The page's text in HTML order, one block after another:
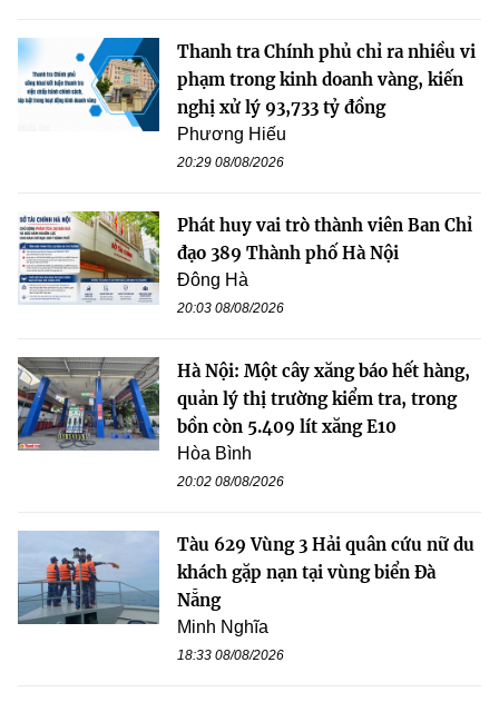
Thanh tra Chính phủ chỉ ra nhiều vi
phạm trong kinh doanh vàng, kiến
nghị xử lý 93,733 tỷ đồng
Phương Hiếu
20:29 08/08/2026
Phát huy vai trò thành viên Ban Chỉ
đạo 389 Thành phố Hà Nội
Đông Hà
20:03 08/08/2026
Hà Nội: Một cây xăng báo hết hàng,
quản lý thị trường kiểm tra, trong
bồn còn 5.409 lít xăng E10
Hòa Bình
20:02 08/08/2026
Tàu 629 Vùng 3 Hải quân cứu nữ du
khách gặp nạn tại vùng biển Đà
Nẵng
Minh Nghĩa
18:33 08/08/2026